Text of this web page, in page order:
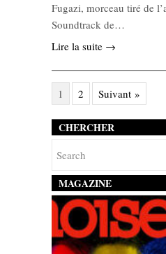
Fugazi, morceau tiré de
Soundtrack de…
Lire la suite →
1 2 Suivant »
CHERCHER
MAGAZINE